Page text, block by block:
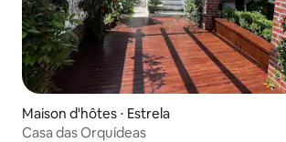
Maison d'hôtes ⋅ Estrela
Casa das Orquídeas